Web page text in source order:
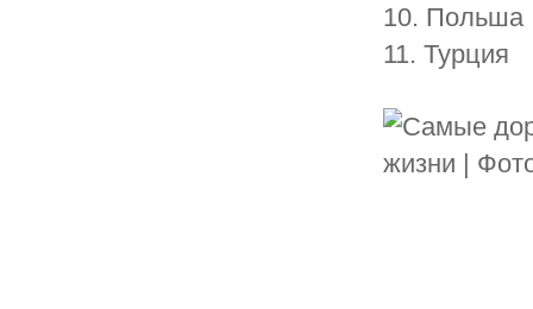
10. Польша
11. Турция